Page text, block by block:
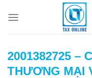
2001382725 –
THƯƠNG MẠI